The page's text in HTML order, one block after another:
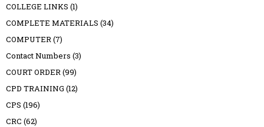
COLLEGE LINKS (1)
COMPLETE MATERIALS (34)
COMPUTER(7)
Contact Numbers (3)
COURT ORDER(99)
CPD TRAINING (12)
CPS (196)
CRC (62)